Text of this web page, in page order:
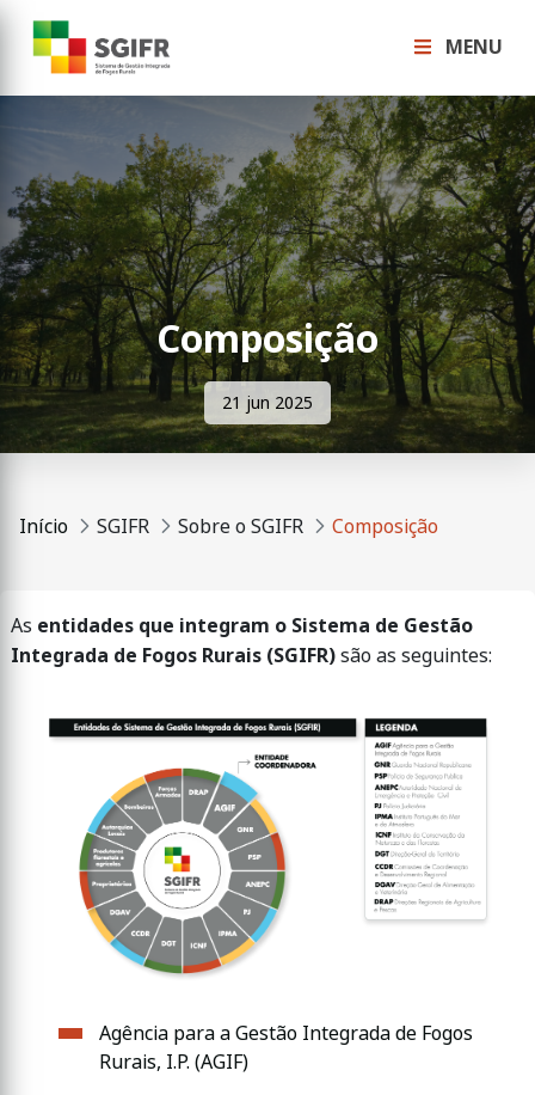
MENU
Composição
21 jun 2025
Início SGIFR Sobre o SGIFR Composição
As entidades que integram o Sistema de Gestão
Integrada de Fogos Rurais (SGIFR)são as seguintes:
Agência para a Gestão Integrada de Fogos
Rurais, I.P. (AGIF)